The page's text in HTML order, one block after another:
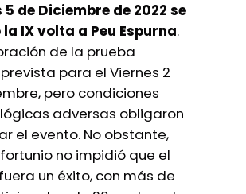
5 de Diciembre de 2022 se
IX volta a Peu Espurna.
de la prueba
para el Viernes 2
pero condiciones
adversas obligaron
el evento. No obstante,
no impidió que el
un éxito, con más de